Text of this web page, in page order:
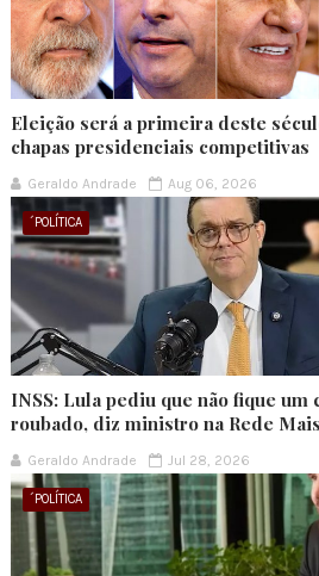
Eleição será a primeira deste
chapas presidenciais competitivas
Geraldo Andrade Aug 06, 2026
´POLÍTICA
INSS: Lula pediu que não fique um
roubado, diz ministro na Rede Mais
Geraldo Andrade Jul 28, 2026
´POLÍTICA